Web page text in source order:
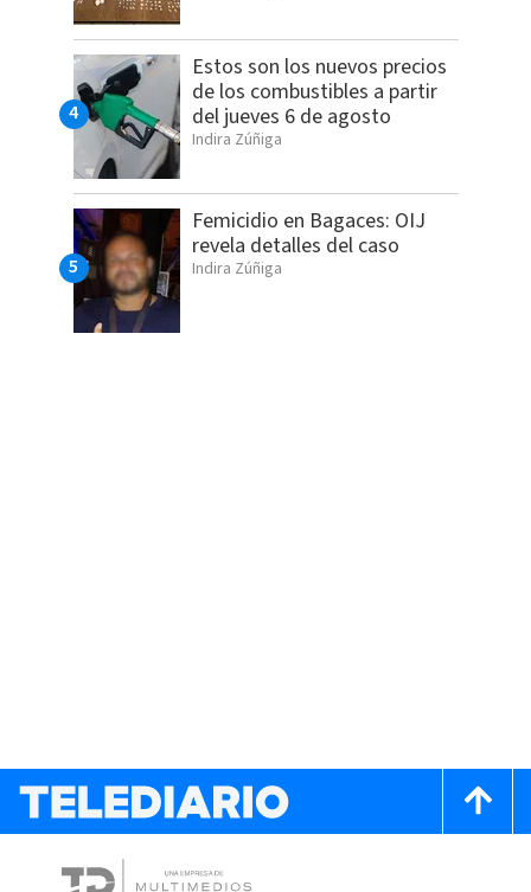
Estos son los nuevos precios
de los combustibles a partir
del jueves 6 de agosto
Indira Zúñiga
Femicidio en Bagaces: OIJ
revela detalles del caso
Indira Zúñiga